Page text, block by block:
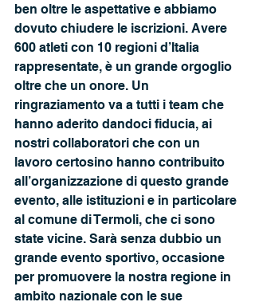
ben oltre le aspettative e abbiamo
dovuto chiudere le iscrizioni. Avere
600 atleti con 10 regioni d’Italia
rappresentate, è un grande orgoglio
oltre che un onore. Un
ringraziamento va a tutti i team che
hanno aderito dandoci fiducia, ai
nostri collaboratori che con un
lavoro certosino hanno contribuito
all’organizzazione di questo grande
evento, alle istituzioni e in particolare
al comune di Termoli, che ci sono
state vicine. Sarà senza dubbio un
grande evento sportivo, occasione
per promuovere la nostra regione in
ambito nazionale con le sue